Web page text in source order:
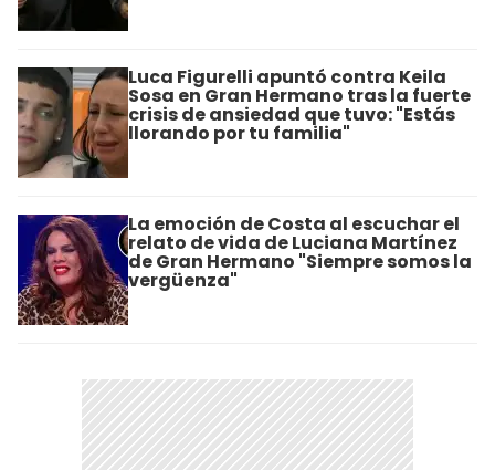
Luca Figurelli apuntó contra Keila
Sosa en Gran Hermano tras la fuerte
crisis de ansiedad que tuvo: "Estás
llorando por tu familia"
La emoción de Costa al escuchar el
relato de vida de Luciana Martínez
de Gran Hermano "Siempre somos la
vergüenza"